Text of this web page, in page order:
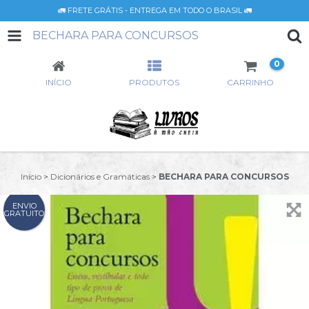
🚛 FRETE GRÁTIS - ENTREGA EM TODO O BRASIL 🚛
BECHARA PARA CONCURSOS
INÍCIO PRODUTOS CARRINHO
0
Início > Dicionários e Gramáticas > BECHARA PARA CONCURSOS
ENVIO
GRATUITO